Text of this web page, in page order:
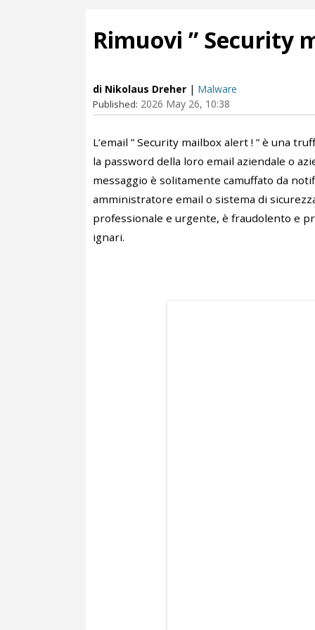
Rimuovi ” Security
di Nikolaus Dreher | Malware
Published: 2026 May 26, 10:38
L’email ” Security mailbox alert ! ” è una
la password della loro email aziendale o
messaggio è solitamente camuffato da
amministratore email o sistema di
professionale e urgente, è fraudolento e
ignari.